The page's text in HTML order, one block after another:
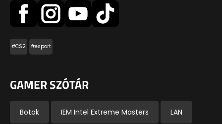
#CS2 #esport
GAMER SZÓTÁR
Botok IEM Intel Extreme Masters LAN